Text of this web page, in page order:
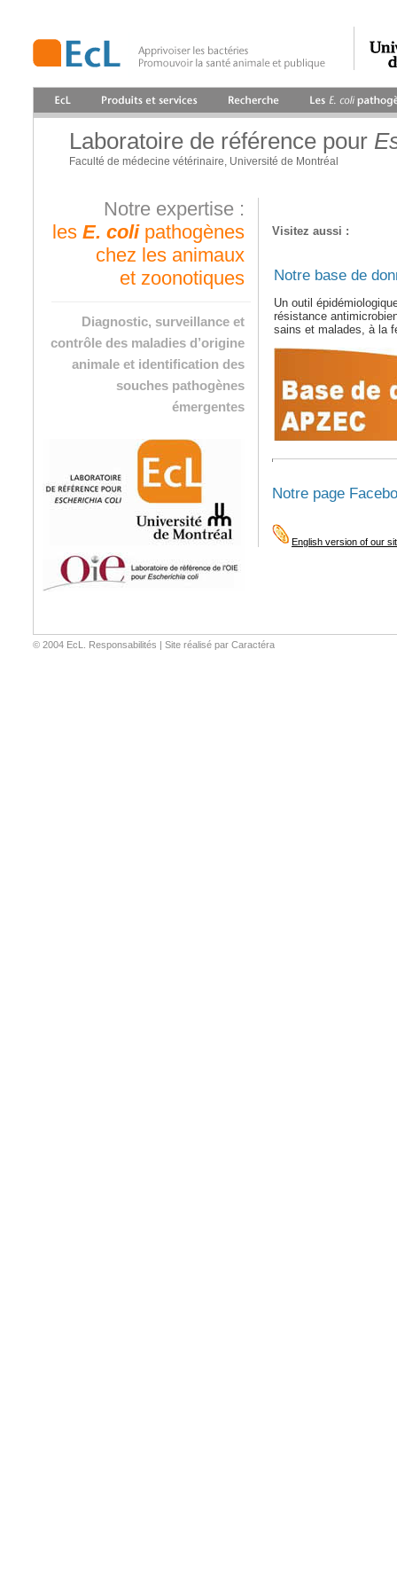
Laboratoire de référence pour
Faculté de médecine vétérinaire, Université de Montréal
Notre expertise :
les E. colipathogènes
chez les animaux
et zoonotiques
Diagnostic, surveillance et
contrôle des maladies d’origine
animale et identification des
souches pathogènes
émergentes
Visitez aussi :
Notre base de
Un outil
résistance
sains et malades, à la
Notre page
English version of our
© 2004 EcL. Responsabilités | Site réalisé par Caractéra